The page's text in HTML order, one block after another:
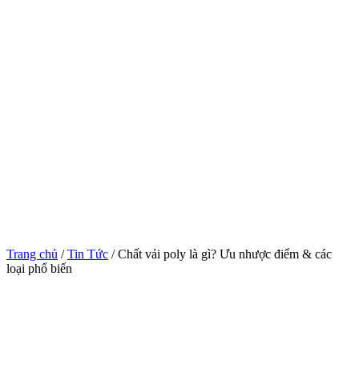
Trang chủ /Tin Tức / Chất vải poly là gì? Ưu nhược điểm & các
loại phổ biến